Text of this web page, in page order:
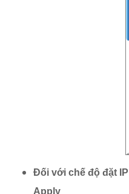
Đối với chế độ đặt
Apply